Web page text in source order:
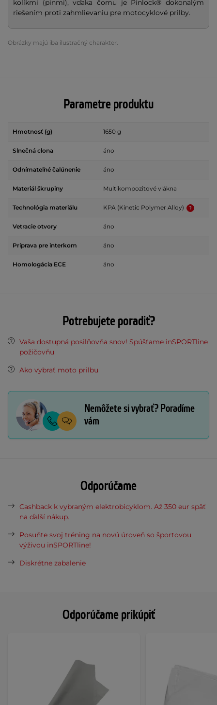
Odporúčame prikúpiť
kolíkmi (pinmi), vďaka čomu je Pinlock® dokonalým
riešením proti zahmlievaniu pre motocyklové prilby.
Obrázky majú iba ilustračný charakter.
Parametre produktu
Hmotnosť (g) 1650 g
Slnečná clona áno
Odnímateľné čalúnenie áno
Materiál škrupiny Multikompozitové vlákna
Technológia materiálu KPA (Kinetic Polymer Alloy)
Vetracie otvory áno
Príprava pre interkom áno
Homologácia ECE áno
Potrebujete poradiť?
Vaša dostupná posilňovňa snov! Spúšťame inSPORTline
požičovňu
Ako vybrať moto prilbu
Nemôžete si vybrať? Poradíme
vám
Odporúčame
Cashback k vybraným elektrobicyklom. Až 350 eur späť
na ďalší nákup.
Posuňte svoj tréning na novú úroveň so športovou
výživou inSPORTline!
Diskrétne zabalenie